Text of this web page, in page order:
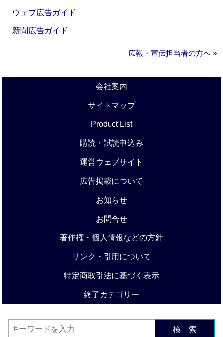
ウェブ広告ガイド
新聞広告ガイド
広報・宣伝担当者の方へ »
会社案内
サイトマップ
Product List
購読・試読申込み
運営ウェブサイト
広告掲載について
お知らせ
お問合せ
著作権・個人情報などの方針
リンク・引用について
特定商取引法に基づく表示
終了カテゴリー
検 索